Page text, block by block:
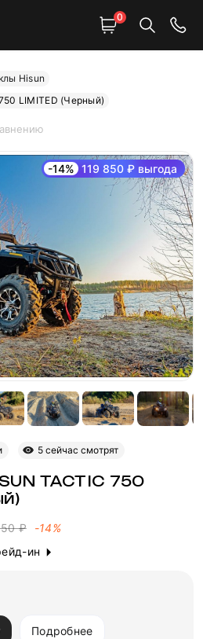
0
Hisun
LIMITED (Черный)
-14% 119 850 ₽ выгода
5 сейчас смотрят
TACTIC 750
₽
-14%
ин
Подробнее